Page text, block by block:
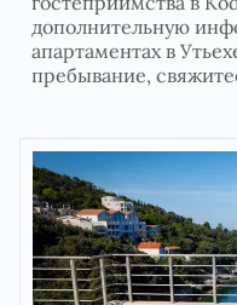
дополнительную
апартаментах в
пребывание,